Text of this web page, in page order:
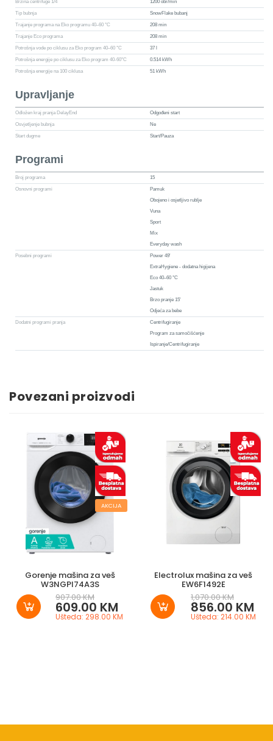
Brzina centrifuge 1/4 1200 obr/min
Tip bubnja SnowFlake bubanj
Trajanje programa na Eko programu 40–60 °C 208 min
Trajanje Eco programa 208 min
Potrošnja vode po ciklusu za Eko program 40–60 °C 37 l
Potrošnja energije po ciklusu za Eko program 40-60°C 0.514 kWh
Potrošnja energije na 100 ciklusa 51 kWh
Upravljanje
Odložen kraj pranja DelayEnd Odgođeni start
Osvjetljenje bubnja Ne
Start dugme Start/Pauza
Programi
Broj programa 15
Osnovni programi
Pamuk
Obojeno i osjetljivo rublje
Vuna
Sport
Mix
Everyday wash
Posebni programi
Power 49'
ExtraHygiene - dodatna higijena
Eco 40–60 °C
Jastuk
Brzo pranje 15'
Odjeća za bebe
Dodatni programi pranja
Centrifugiranje
Program za samočišćenje
Ispiranje/Centrifugiranje
Povezani proizvodi
AKCIJA
Gorenje mašina za veš
W3NGPI74A3S
907.00 KM
609.00 KM
Ušteda: 298.00 KM
Electrolux mašina za veš
EW6F1492E
1,070.00 KM
856.00 KM
Ušteda: 214.00 KM